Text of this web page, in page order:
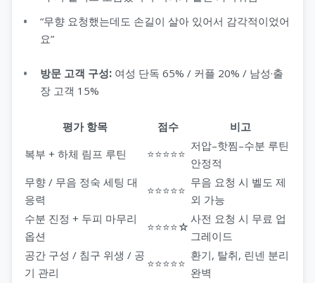
“무향 요청했는데도 손길이 살아 있어서 감각적이었어
요”
방문 고객 구성: 여성 단독 65% / 커플 20% / 남성·출
장 고객 15%
평가 항목 점수
비고
복부 + 하체 림프 루틴
⭐⭐⭐⭐⭐
저압–핫찜–수분 루틴
안정적
무향 / 무음 정숙 세팅 대
응력
⭐⭐⭐⭐⭐
무음 요청 시 벨도 제
외 가능
수분 진정 + 두피 마무리
옵션
⭐⭐⭐⭐☆
사전 요청 시 무료 업
그레이드
공간 구성 / 침구 위생 / 공
기 관리
⭐⭐⭐⭐⭐
환기, 탈취, 린넨 분리
완벽